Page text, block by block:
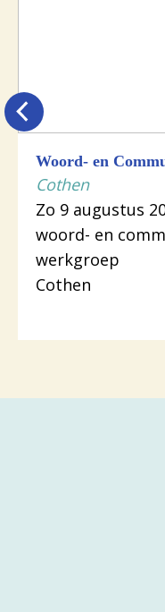
Woord- en
Cothen
Zo 9 augustus
woord- en
werkgroep
Cothen